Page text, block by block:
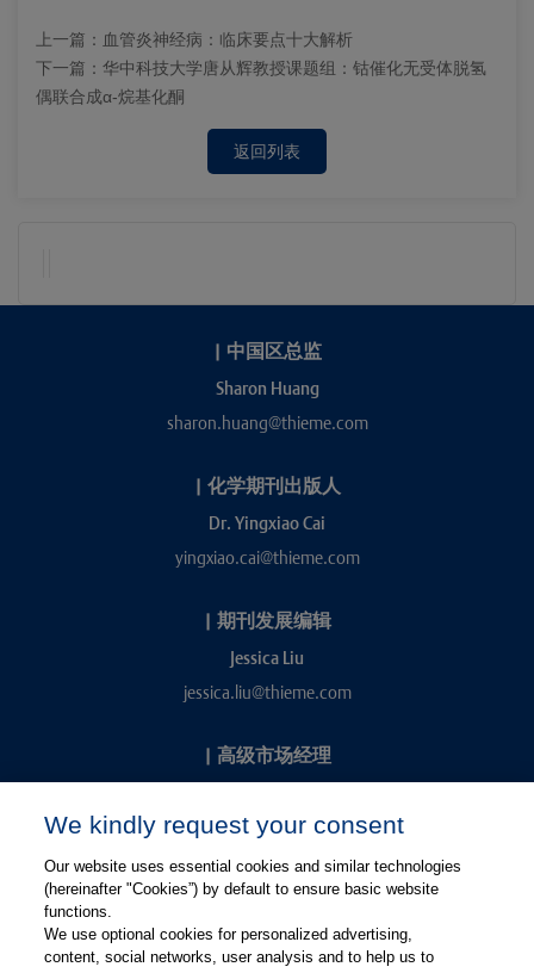
上一篇： 血管炎神经病：临床要点十大解析
下一篇： 华中科技大学唐从辉教授课题组：钴催化无受体脱氢
偶联合成α-烷基化酮
返回列表
| 中国区总监
Sharon Huang
sharon.huang@thieme.com
| 化学期刊出版人
Dr. Yingxiao Cai
yingxiao.cai@thieme.com
| 期刊发展编辑
Jessica Liu
jessica.liu@thieme.com
| 高级市场经理
kevin.chang@thieme.com
We kindly request your consent
Our website uses essential cookies and similar technologies
(hereinafter "Cookies”) by default to ensure basic website
functions.
We use optional cookies for personalized advertising,
content, social networks, user analysis and to help us to